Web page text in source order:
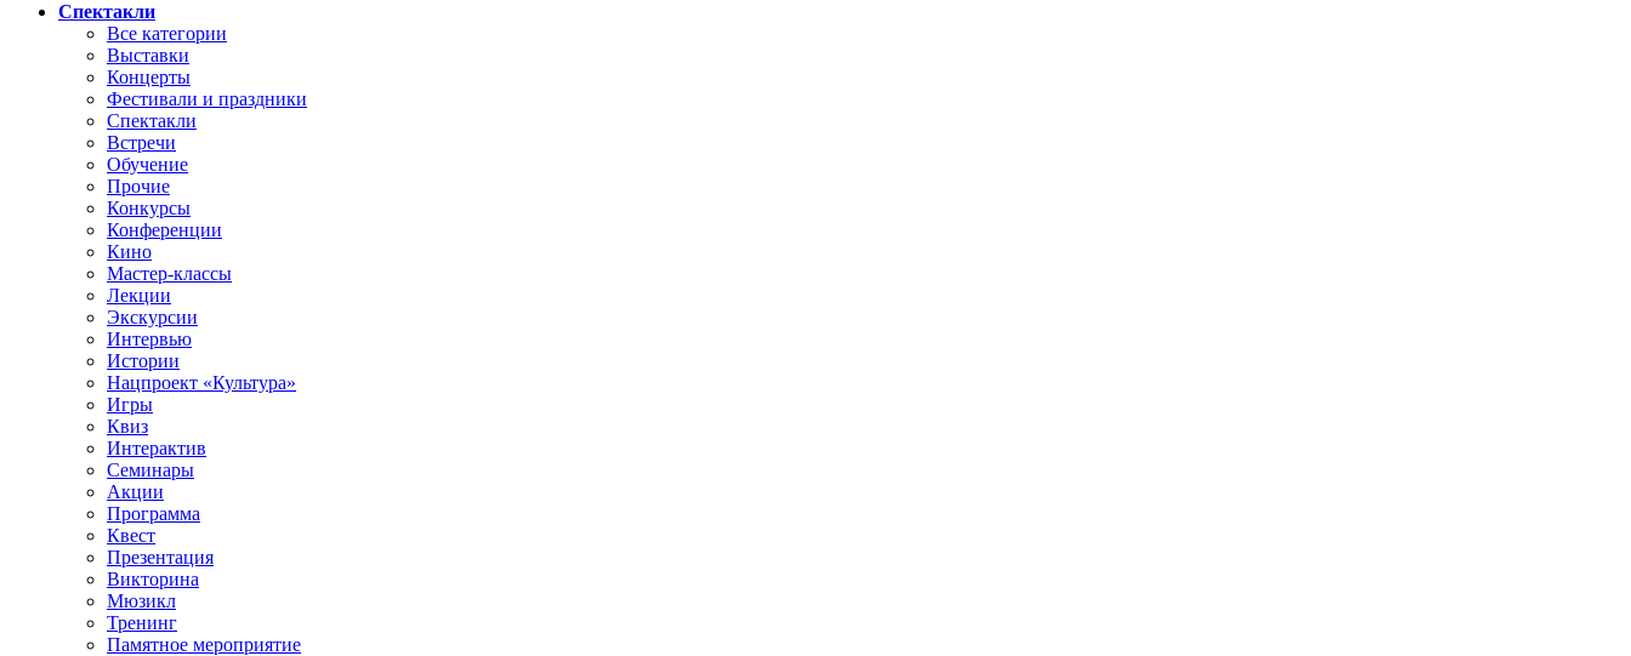
Спектакли
Все категории
Выставки
Концерты
Фестивали и праздники
Спектакли
Встречи
Обучение
Прочие
Конкурсы
Конференции
Кино
Мастер-классы
Лекции
Экскурсии
Интервью
Истории
Нацпроект «Культура»
Игры
Квиз
Интерактив
Семинары
Акции
Программа
Квест
Презентация
Викторина
Мюзикл
Тренинг
Памятное мероприятие